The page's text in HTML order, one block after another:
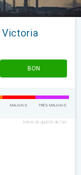
Victoria
BON
MAUVAIS TRÈS MAUVAIS
Indice de qualité de l'air